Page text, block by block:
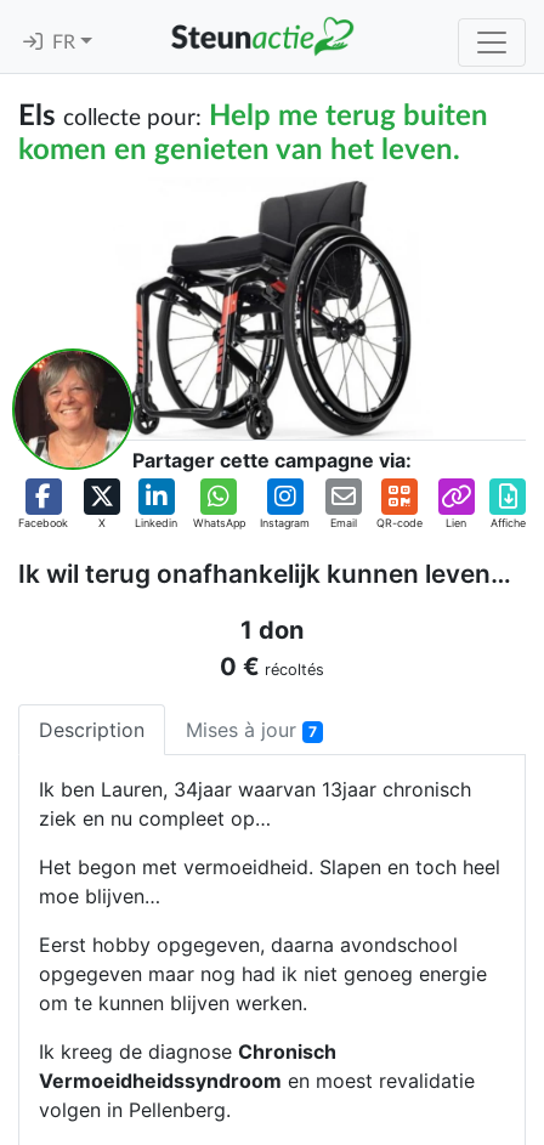
FR
Els collecte pour:
Help me terug buiten
komen en genieten van het leven.
Partager cette campagne via:
Facebook X Linkedin WhatsApp Instagram Email QR-code Lien Affiche
Ik wil terug onafhankelijk kunnen leven…
1 don
0 € récoltés
Description Mises à jour 7
Ik ben Lauren, 34jaar waarvan 13jaar chronisch
ziek en nu compleet op…
Het begon met vermoeidheid. Slapen en toch heel
moe blijven…
Eerst hobby opgegeven, daarna avondschool
opgegeven maar nog had ik niet genoeg energie
om te kunnen blijven werken.
Ik kreeg de diagnose Chronisch
Vermoeidheidssyndroom en moest revalidatie
volgen in Pellenberg.